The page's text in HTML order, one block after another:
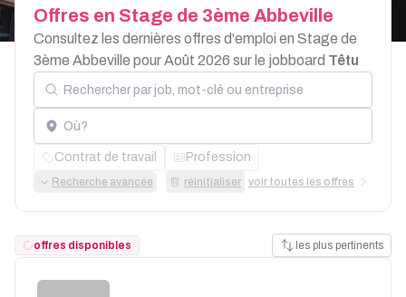
Offres en Stage de 3ème Abbeville
Consultez les dernières offres d'emploi en Stage de
3ème Abbeville pour Août 2026 sur le jobboard Têtu
Rechercher par job, mot-clé ou entreprise
Localisation
Contrat de travail Profession
Recherche avancée réinitialiser voir toutes les offres
offres disponibles les plus pertinents